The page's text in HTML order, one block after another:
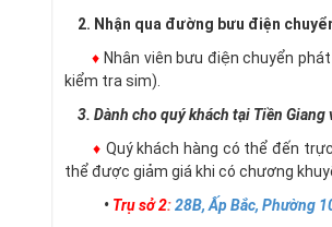
2. Nhận qua đường bưu điện
♦ Nhân viên bưu điện chuyển
kiểm tra sim).
3. Dành cho quý khách tại Tiền Giang
♦ Quý khách hàng có thể đến
thể được giảm giá khi có chương
• Trụ sở 2: 28B, Ấp Bắc, Phường